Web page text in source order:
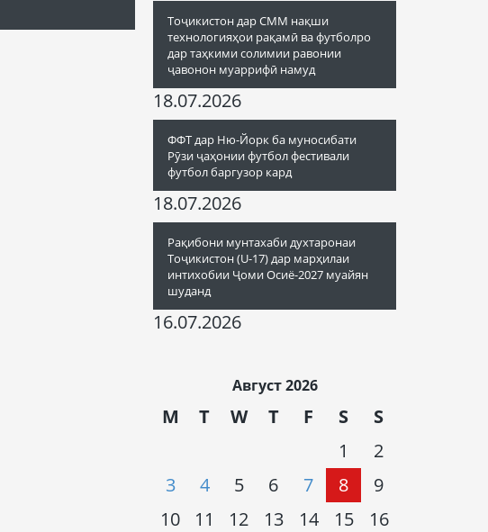
Тоҷикистон дар СММ нақши
технологияҳои рақамӣ ва футболро
дар таҳкими солимии равонии
ҷавонон муаррифӣ намуд
18.07.2026
ФФТ дар Ню-Йорк ба муносибати
Рӯзи ҷаҳонии футбол фестивали
футбол баргузор кард
18.07.2026
Рақибони мунтахаби духтаронаи
Тоҷикистон (U-17) дар марҳилаи
интихобии Ҷоми Осиё-2027 муайян
шуданд
16.07.2026
Август 2026
M T W T F S S
1
2
3
4 5 6 7 8
9
10
11 12 13 14 15
16